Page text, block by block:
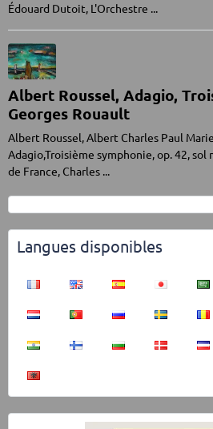
Édouard Dutoit, L'Orchestre ...
Albert Roussel, Adagio,
Georges Rouault
Albert Roussel, Albert Charles Paul
Adagio,Troisième symphonie, op. 42,
de France, Charles ...
Langues disponibles